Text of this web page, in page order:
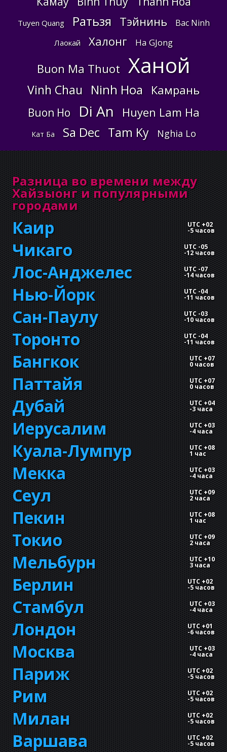
Tuyen Quang Ратьзя Тэйнинь Bac Ninh
Лаокай Халонг Ha GJong
Buon Ma Thuot Ханой
Vinh Chau Ninh Hoa Камрань
Buon Ho Di An Huyen Lam Ha
Кат Ба Sa Dec Tam Ky Nghia Lo
Разница во времени между
Хайзыонг и популярными
городами
Каир UTC +02
-5 часов
Чикаго UTC -05
-12 часов
Лос-Анджелес UTC -07
-14 часов
Нью-Йорк UTC -04
-11 часов
Сан-Паулу UTC -03
-10 часов
Торонто UTC -04
-11 часов
Бангкок UTC +07
0 часов
Паттайя UTC +07
0 часов
Дубай UTC +04
-3 часа
Иерусалим UTC +03
-4 часа
Куала-Лумпур UTC +08
1 час
Мекка UTC +03
-4 часа
Сеул UTC +09
2 часа
Пекин UTC +08
1 час
Токио UTC +09
2 часа
Мельбурн UTC +10
3 часа
Берлин UTC +02
-5 часов
Стамбул UTC +03
-4 часа
Лондон UTC +01
-6 часов
Москва UTC +03
-4 часа
Париж UTC +02
-5 часов
Рим UTC +02
-5 часов
Милан UTC +02
-5 часов
Варшава UTC +02
-5 часов